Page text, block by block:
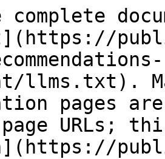
llms.txt).
pages
URLs;